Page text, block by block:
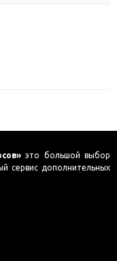
это большой выбор
сервис дополнительных